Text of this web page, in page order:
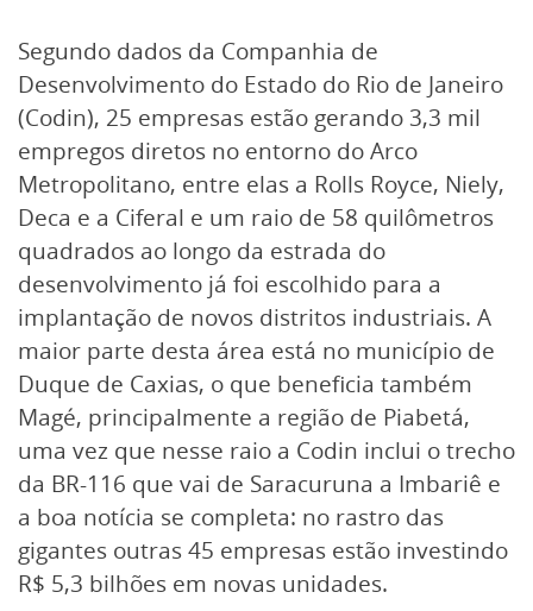
Segundo dados da Companhia de
Desenvolvimento do Estado do Rio de Janeiro
(Codin), 25 empresas estão gerando 3,3 mil
empregos diretos no entorno do Arco
Metropolitano, entre elas a Rolls Royce, Niely,
Deca e a Ciferal e um raio de 58 quilômetros
quadrados ao longo da estrada do
desenvolvimento já foi escolhido para a
implantação de novos distritos industriais. A
maior parte desta área está no município de
Duque de Caxias, o que beneficia também
Magé, principalmente a região de Piabetá,
uma vez que nesse raio a Codin inclui o trecho
da BR-116 que vai de Saracuruna a Imbariê e
a boa notícia se completa: no rastro das
gigantes outras 45 empresas estão investindo
R$ 5,3 bilhões em novas unidades.